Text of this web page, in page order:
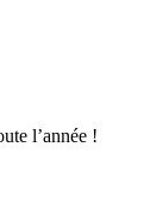
l’année !